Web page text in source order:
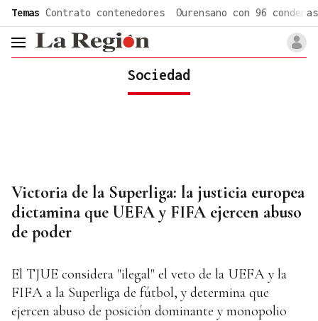
Temas Contrato contenedores Ourensano con 96 condenas
header.menu.open
Sociedad
Victoria de la Superliga: la justicia europea
dictamina que UEFA y FIFA ejercen abuso
de poder
El TJUE considera "ilegal" el veto de la UEFA y la
FIFA a la Superliga de fútbol, y determina que
ejercen abuso de posición dominante y monopolio